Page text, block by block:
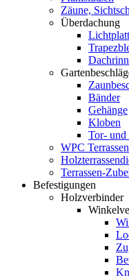
Zäune,
Überdachung
Bänder
Gehänge
Kloben
Tor- und
WPC
Terrassen-
Befestigungen
Holzverbinder